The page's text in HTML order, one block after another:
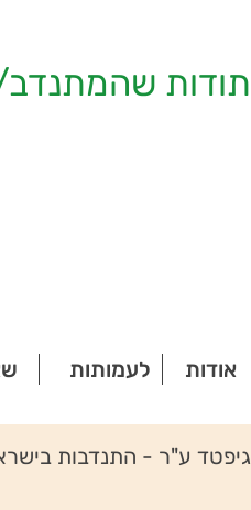
תודות
לעמותות אודות
גיפטד ע"ר - התנדבות